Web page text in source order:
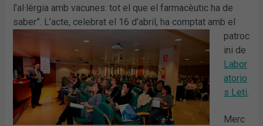
l’al·lèrgia amb vacunes: tot el que el farmacèutic ha de
saber”. L’acte, celebrat el 16 d’abril, ha comptat amb el
patroc
ini de
Labor
atorio
s Leti.
Merc